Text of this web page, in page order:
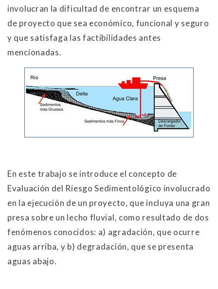
involucran la dificultad de encontrar un esquema
de proyecto que sea económico, funcional y seguro
y que satisfaga las factibilidades antes
mencionadas.
En este trabajo se introduce el concepto de
Evaluación del Riesgo Sedimentológico involucrado
en la ejecución de un proyecto, que incluya una gran
presa sobre un lecho fluvial, como resultado de dos
fenómenos conocidos: a) agradación, que ocurre
aguas arriba, y b) degradación, que se presenta
aguas abajo.